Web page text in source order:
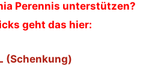
Perennis unterstützen?
geht das hier:
(Schenkung)